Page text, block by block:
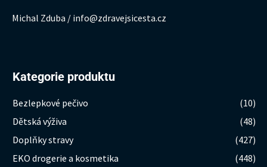
Michal Zduba / info@zdravejsicesta.cz
Kategorie produktu
Bezlepkové pečivo
(10)
Dětská výživa
(48)
Doplňky stravy
(427)
EKO drogerie a kosmetika
(448)